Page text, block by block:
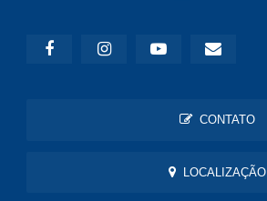
CONTATO
LOCALIZAÇÃO